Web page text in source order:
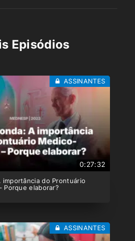
Episódios
0:27:32
importância do Prontuário
Porque elaborar?
ASSINANTES
ASSINANTES